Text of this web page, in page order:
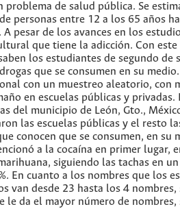
problema de salud pública. Se
personas entre 12 a los 65 años
pesar de los avances en los
que tiene la adicción. Con este
los estudiantes de segundo de
que se consumen en su
con un muestreo aleatorio, con
en escuelas públicas y privadas.
del municipio de León, Gto.,
las escuelas públicas y el resto
conocen que se consumen, en su
a la cocaína en primer lugar,
siguiendo las tachas en
En cuanto a los nombres que los
van desde 23 hasta los 4
le da el mayor número de nombres,